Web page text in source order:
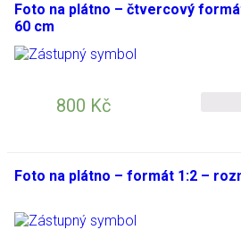
Foto na plátno – čtvercový
60 cm
800 Kč
Foto na plátno – formát 1:2 –